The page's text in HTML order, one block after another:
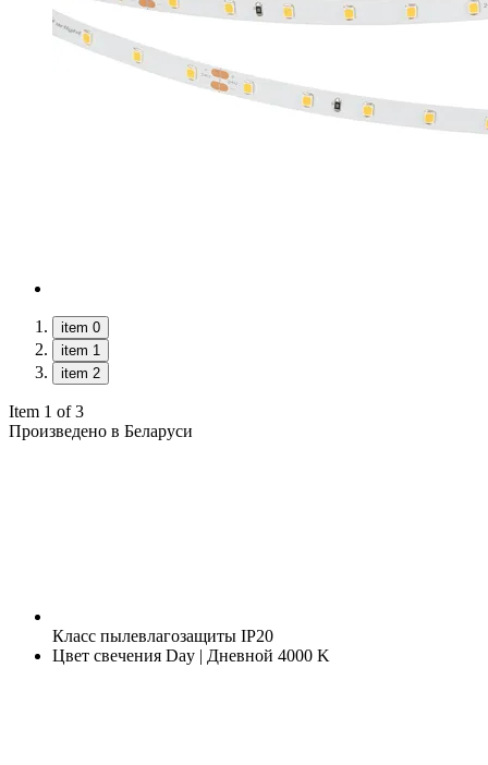
item 0
item 1
item 2
Item 1 of 3
Произведено в Беларуси
Класс пылевлагозащиты IP20
Цвет свечения Day | Дневной 4000 K